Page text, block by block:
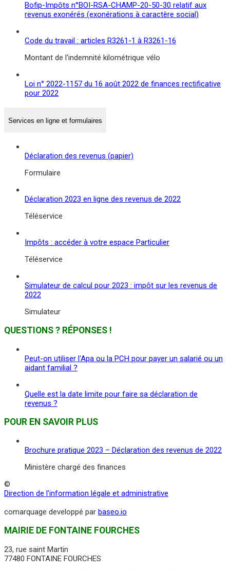
Bofip-Impôts n°BOI-RSA-CHAMP-20-50-30 relatif aux
revenus exonérés (exonérations à caractère social)
Code du travail : articles R3261-1 à R3261-16
Montant de l'indemnité kilométrique vélo
Loi n° 2022-1157 du 16 août 2022 de finances rectificative
pour 2022
Services en ligne et formulaires
Déclaration des revenus (papier)
Formulaire
Déclaration 2023 en ligne des revenus de 2022
Téléservice
Impôts : accéder à votre espace Particulier
Téléservice
Simulateur de calcul pour 2023 : impôt sur les revenus de
2022
Simulateur
QUESTIONS ? RÉPONSES !
Peut-on utiliser l'Apa ou la PCH pour payer un salarié ou un
aidant familial ?
Quelle est la date limite pour faire sa déclaration de
revenus ?
POUR EN SAVOIR PLUS
Brochure pratique 2023 – Déclaration des revenus de 2022
Ministère chargé des finances
©
Direction de l’information légale et administrative
comarquage developpé par baseo.io
MAIRIE DE FONTAINE FOURCHES
23, rue saint Martin
77480 FONTAINE FOURCHES